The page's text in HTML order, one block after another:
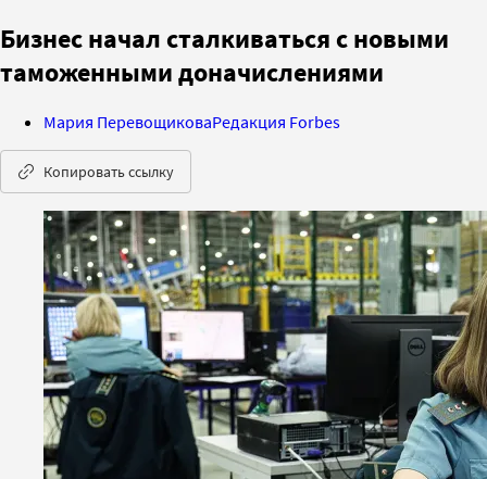
Бизнес начал сталкиваться с новыми
таможенными доначислениями
Мария ПеревощиковаРедакция Forbes
Копировать ссылку